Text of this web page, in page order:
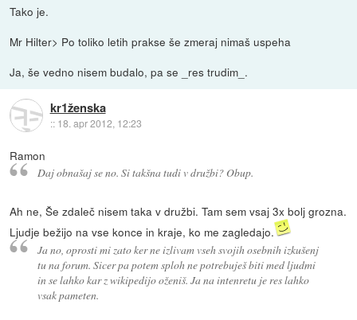
Tako je.
Mr Hilter> Po toliko letih prakse še zmeraj nimaš uspeha
Ja, še vedno nisem budalo, pa se _res trudim_.
kr1ženska
:: 18. apr 2012, 12:23
Ramon
Daj obnašaj se no. Si takšna tudi v družbi? Obup.
Ah ne, Še zdaleč nisem taka v družbi. Tam sem vsaj 3x bolj grozna.
Ljudje bežijo na vse konce in kraje, ko me zagledajo.
Ja no, oprosti mi zato ker ne izlivam vseh svojih osebnih izkušenj
tu na forum. Sicer pa potem sploh ne potrebuješ biti med ljudmi
in se lahko kar z wikipedijo oženiš. Ja na intenretu je res lahko
vsak pameten.